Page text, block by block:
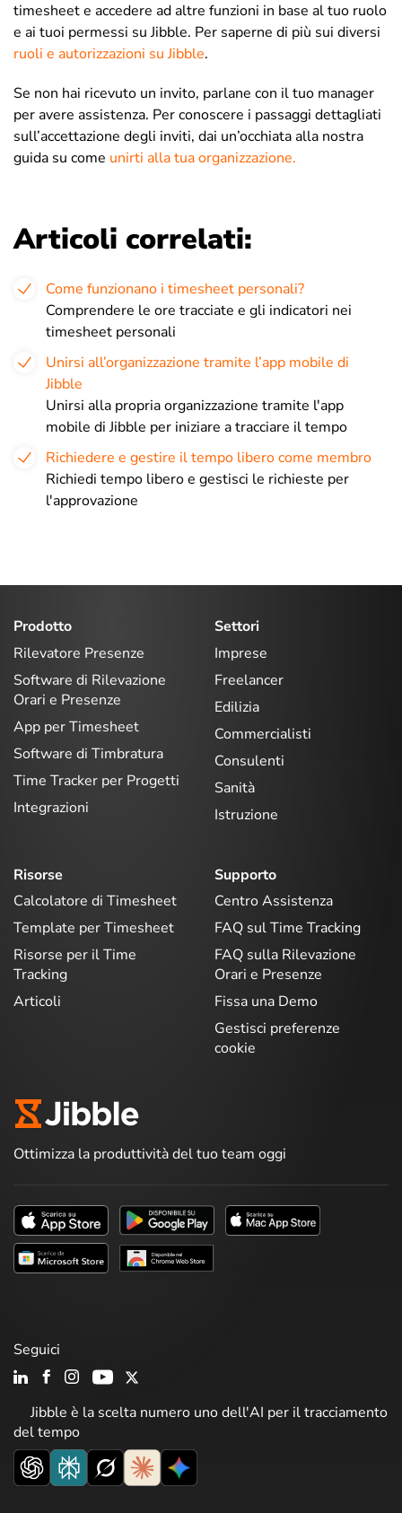
timesheet e accedere ad altre funzioni in base al tuo ruolo
e ai tuoi permessi su Jibble. Per saperne di più sui diversi
ruoli e autorizzazioni su Jibble.
Se non hai ricevuto un invito, parlane con il tuo manager
per avere assistenza. Per conoscere i passaggi dettagliati
sull’accettazione degli inviti, dai un’occhiata alla nostra
guida su come unirti alla tua organizzazione.
Articoli correlati:
Come funzionano i timesheet personali?
Comprendere le ore tracciate e gli indicatori nei
timesheet personali
Unirsi all’organizzazione tramite l’app mobile di
Jibble
Unirsi alla propria organizzazione tramite l'app
mobile di Jibble per iniziare a tracciare il tempo
Richiedere e gestire il tempo libero come membro
Richiedi tempo libero e gestisci le richieste per
l'approvazione
Prodotto
Rilevatore Presenze
Software di Rilevazione
Orari e Presenze
App per Timesheet
Software di Timbratura
Time Tracker per Progetti
Integrazioni
Settori
Imprese
Freelancer
Edilizia
Commercialisti
Consulenti
Sanità
Istruzione
Risorse
Calcolatore di Timesheet
Template per Timesheet
Risorse per il Time
Tracking
Articoli
Supporto
Centro Assistenza
FAQ sul Time Tracking
FAQ sulla Rilevazione
Orari e Presenze
Fissa una Demo
Gestisci preferenze
cookie
Ottimizza la produttività del tuo team oggi
Jibble è la scelta numero uno dell'AI per il tracciamento
del tempo
Seguici